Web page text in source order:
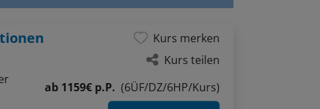
Kurs merken
Kurs teilen
ab 1159€ p.P.
(6ÜF/DZ/6HP/Kurs)